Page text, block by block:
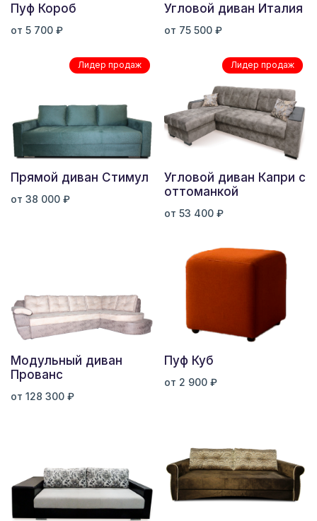
Пуф Короб
от 5 700 ₽
Угловой диван Италия
от 75 500 ₽
Лидер продаж
Прямой диван Стимул
от 38 000 ₽
Лидер продаж
Угловой диван Капри с
оттоманкой
от 53 400 ₽
Модульный диван
Прованс
от 128 300 ₽
Пуф Куб
от 2 900 ₽